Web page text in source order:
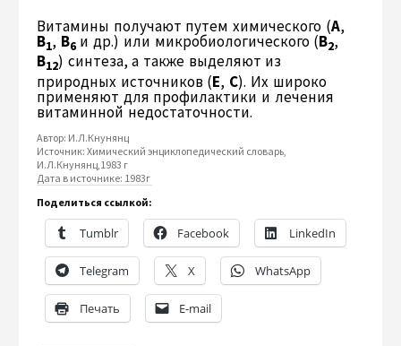
Витамины получают путем химического (A,
B1, B6и др.) или микробиологического (В2,
В12) синтеза, а также выделяют из
природных источников (Е, С). Их широко
применяют для профилактики и лечения
витаминной недостаточности.
Автор: И.Л.Кнунянц
Источник: Химический энциклопедический словарь,
И.Л.Кнунянц,1983 г
Дата в источнике: 1983г
Поделиться ссылкой:
Tumblr Facebook LinkedIn
Telegram X WhatsApp
Печать E-mail